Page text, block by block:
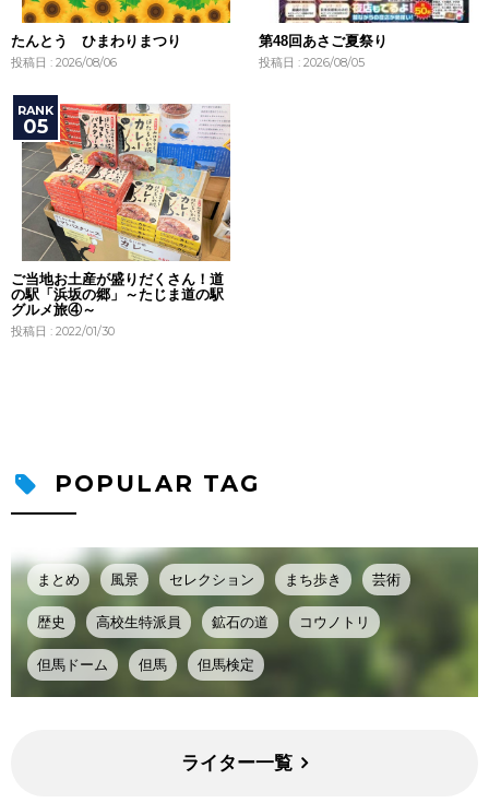
たんとう ひまわりまつり
投稿日 : 2026/08/06
第48回あさご夏祭り
投稿日 : 2026/08/05
ご当地お土産が盛りだくさん！道
の駅「浜坂の郷」～たじま道の駅
グルメ旅④～
投稿日 : 2022/01/30
POPULAR TAG
まとめ 風景 セレクション まち歩き 芸術
歴史 高校生特派員 鉱石の道 コウノトリ
但馬ドーム 但馬 但馬検定
ライター一覧